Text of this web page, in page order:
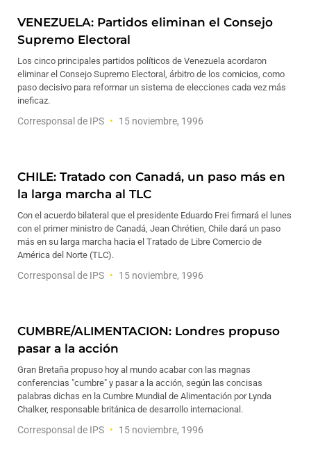
VENEZUELA: Partidos eliminan el Consejo
Supremo Electoral
Los cinco principales partidos políticos de Venezuela acordaron
eliminar el Consejo Supremo Electoral, árbitro de los comicios, como
paso decisivo para reformar un sistema de elecciones cada vez más
ineficaz.
Corresponsal de IPS 15 noviembre, 1996
CHILE: Tratado con Canadá, un paso más en
la larga marcha al TLC
Con el acuerdo bilateral que el presidente Eduardo Frei firmará el lunes
con el primer ministro de Canadá, Jean Chrétien, Chile dará un paso
más en su larga marcha hacia el Tratado de Libre Comercio de
América del Norte (TLC).
Corresponsal de IPS 15 noviembre, 1996
CUMBRE/ALIMENTACION: Londres propuso
pasar a la acción
Gran Bretaña propuso hoy al mundo acabar con las magnas
conferencias "cumbre" y pasar a la acción, según las concisas
palabras dichas en la Cumbre Mundial de Alimentación por Lynda
Chalker, responsable británica de desarrollo internacional.
Corresponsal de IPS 15 noviembre, 1996